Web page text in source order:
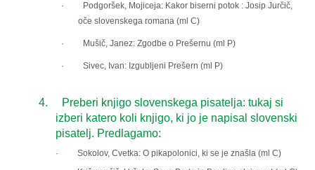
· Podgoršek, Mojiceja: Kakor biserni potok : Josip Jurčič,
oče slovenskega romana (ml C)
· Mušič, Janez: Zgodbe o Prešernu (ml P)
· Sivec, Ivan: Izgubljeni Prešern (ml P)
4.
Preberi knjigo slovenskega pisatelja: tukaj si
izberi katero koli knjigo, ki jo je napisal slovenski
pisatelj. Predlagamo:
· Sokolov, Cvetka: O pikapolonici, ki se je znašla (ml C)